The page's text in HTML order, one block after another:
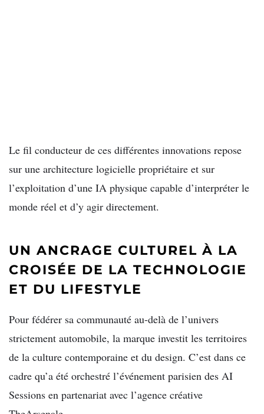
Le fil conducteur de ces différentes innovations repose
sur une architecture logicielle propriétaire et sur
l’exploitation d’une IA physique capable d’interpréter le
monde réel et d’y agir directement.
UN ANCRAGE CULTUREL À LA
CROISÉE DE LA TECHNOLOGIE
ET DU LIFESTYLE
Pour fédérer sa communauté au-delà de l’univers
strictement automobile, la marque investit les territoires
de la culture contemporaine et du design. C’est dans ce
cadre qu’a été orchestré l’événement parisien des AI
Sessions en partenariat avec l’agence créative